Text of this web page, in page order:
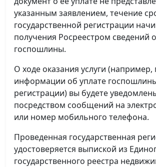
указанным заявлением, течение
государственной регистрации
получения Росреестром сведений
госпошлины.
О ходе оказания услуги (например,
информации об уплате
регистрации) вы будете
посредством сообщений на
или номер мобильного телефона.
Проведенная государственная
удостоверяется выпиской из
государственного реестра